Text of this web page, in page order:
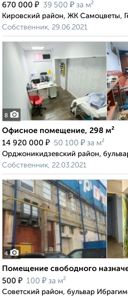
670 000 ₽ 39 500 ₽ за м²
Кировский район, ЖК Самоцветы,
Собственник, 29.06.2021
8
Офисное помещение, 298 м²
14 920 000 ₽ 50 100 ₽ за м²
Орджоникидзевский район,
Собственник, 22.03.2021
4
Помещение свободного
500 ₽ 100 ₽ за м²
Советский район, бульвар